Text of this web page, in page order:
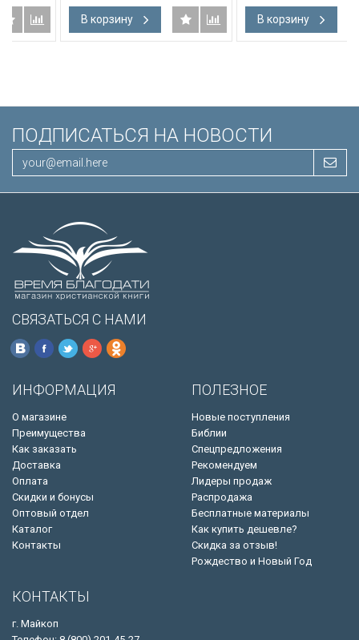
В корзину В корзину
ПОДПИСАТЬСЯ НА НОВОСТИ
СВЯЗАТЬСЯ С НАМИ
ИНФОРМАЦИЯ
О магазине
Преимущества
Как заказать
Доставка
Оплата
Скидки и бонусы
Оптовый отдел
Каталог
Контакты
ПОЛЕЗНОЕ
Новые поступления
Библии
Спецпредложения
Рекомендуем
Лидеры продаж
Распродажа
Бесплатные материалы
Как купить дешевле?
Скидка за отзыв!
Рождество и Новый Год
КОНТАКТЫ
г. Майкоп